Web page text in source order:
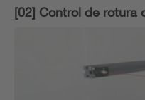
[02] Control de rotura